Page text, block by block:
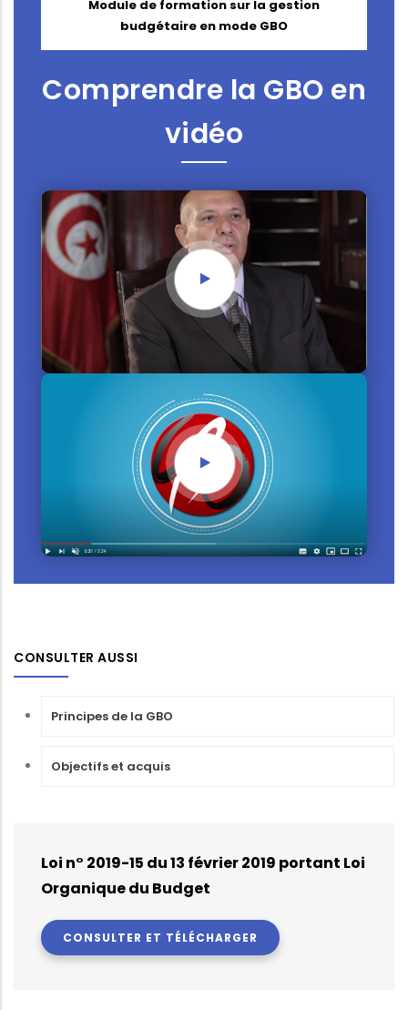
Module de formation sur la gestion
budgétaire en mode GBO
Comprendre la GBO en
vidéo
CONSULTER AUSSI
Principes de la GBO
Objectifs et acquis
Loi n° 2019-15 du 13 février 2019 portant Loi
Organique du Budget
CONSULTER ET TÉLÉCHARGER